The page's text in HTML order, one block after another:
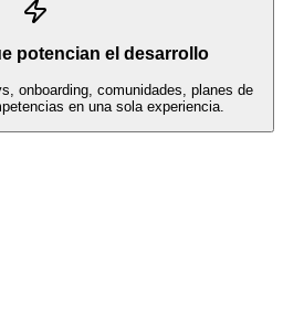
potencian el desarrollo
onboarding, comunidades, planes de
en una sola experiencia.